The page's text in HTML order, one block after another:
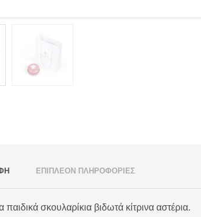
ΕΠΙΠΛΕΟΝ ΠΛΗΡΟΦΟΡΙΕΣ
παιδικά σκουλαρίκια βιδωτά κίτρινα αστέρια.